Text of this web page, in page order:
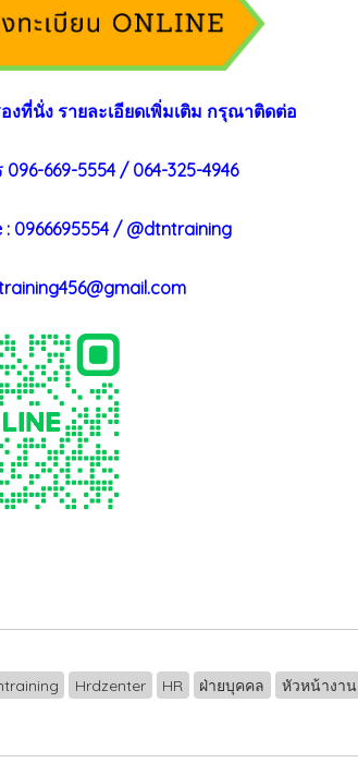
งที่นั่ง รายละเอียดเพิ่มเติม กรุณาติดต่อ
669-5554 / 064-325-4946
: 0966695554/ @dtntraining
Hrdzenter HR ฝ่ายบุคคล หัวหน้างาน